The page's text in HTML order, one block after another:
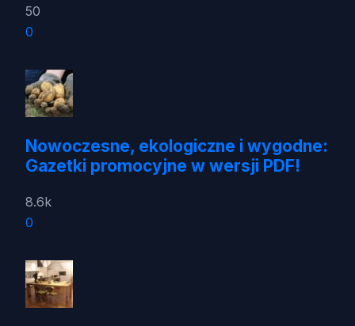
50
0
Nowoczesne, ekologiczne i wygodne:
Gazetki promocyjne w wersji PDF!
8.6k
0